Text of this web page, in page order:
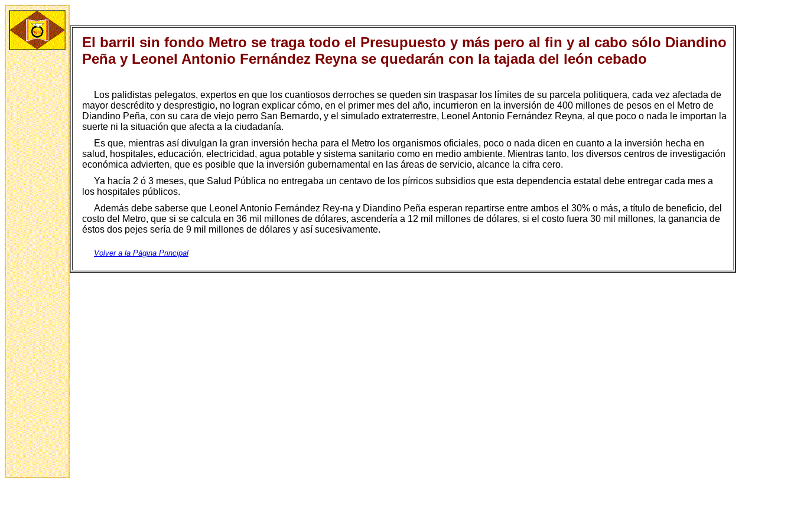
El barril sin fondo Metro se traga todo el Presupuesto y más pero al fin y al cabo sólo Diandino
Peña y Leonel Antonio Fernández Reyna se quedarán con la tajada del león cebado
Los palidistas pelegatos, expertos en que los cuantiosos derroches se queden sin traspasar los límites de su parcela politiquera, cada vez afectada de
mayor descrédito y desprestigio, no logran explicar cómo, en el primer mes del año, incurrieron en la inversión de 400 millones de pesos en el Metro de
Diandino Peña, con su cara de viejo perro San Bernardo, y el simulado extraterrestre, Leonel Antonio Fernández Reyna, al que poco o nada le importan la
suerte ni la situación que afecta a la ciudadanía.
Es que, mientras así divulgan la gran inversión hecha para el Metro los organismos oficiales, poco o nada dicen en cuanto a la inversión hecha en
salud, hospitales, educación, electricidad, agua potable y sistema sanitario como en medio ambiente. Mientras tanto, los diversos centros de investigación
económica advierten, que es posible que la inversión gubernamental en las áreas de servicio, alcance la cifra cero.
Ya hacía 2 ó 3 meses, que Salud Pública no entregaba un centavo de los pírricos subsidios que esta dependencia estatal debe entregar cada mes a
los hospitales públicos.
Además debe saberse que Leonel Antonio Fernández Rey-na y Diandino Peña esperan repartirse entre ambos el 30% o más, a título de beneficio, del
costo del Metro, que si se calcula en 36 mil millones de dólares, ascendería a 12 mil millones de dólares, si el costo fuera 30 mil millones, la ganancia de
éstos dos pejes sería de 9 mil millones de dólares y así sucesivamente.
Volver a la Página Principal